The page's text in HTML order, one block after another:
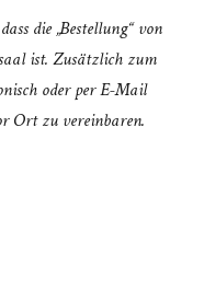
die „Bestellung“ von
ist. Zusätzlich zum
oder per E-Mail
Ort zu vereinbaren.